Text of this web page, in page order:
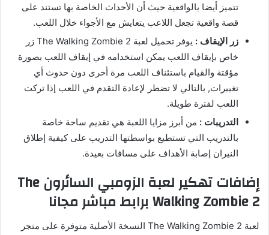
تتميز أيضا بالواقعية حيث أن الأحداث الخاصة بها تستند على
قصة واقعية تجعل اللاعب يتعايش مع الأجواء خلال اللعب.
زر الإيقاف :
يوفر تحميل لعبة The Walking Zombie 2 زر
خاص بإيقاف اللعب يمكن استخدامه في إيقاف اللعب بصورة
مؤقتة والقيام باستئناف اللعب مرة أخرى دون حدوث أي
تغييرات, بالتالي لا تضطر لإعادة التقدم في اللعب إذا تركت
اللعب لفترة طويلة.
التدريبات : من أبرز مزايا اللعبة هي تقديم ساحة خاصة
بالتدريب التي تستطيع بواسطتها التدريب على كيفية إطلاق
النيران إصابة الأهداف على مسافات بعيدة.
إضافات تهكير لعبة الزومبي السائرون The
Walking Zombie 2 برابط مباشر مجانا
لعبة The Walking Zombie 2 النسخة الأصلية متوفرة على متجر